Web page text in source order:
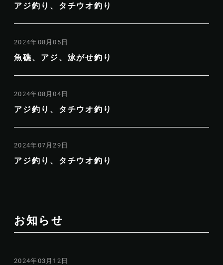
アジ釣り、タチウオ釣り
2024年08月05日
魚礁、アジ、泳がせ釣り
2024年08月04日
アジ釣り、タチウオ釣り
2024年07月29日
アジ釣り、タチウオ釣り
お知らせ
2024年03月12日